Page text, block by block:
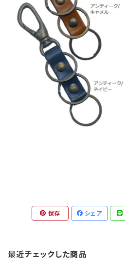
保存 シェア
最近チェックした商品